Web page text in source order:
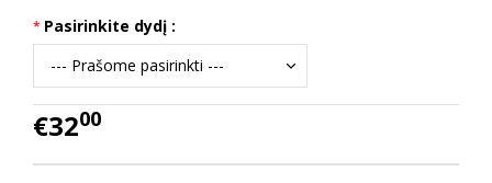
Pasirinkite dydį :
€3200